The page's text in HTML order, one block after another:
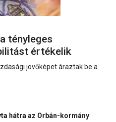
tényleges
értékelik
jövőképet áraztak be a
hátra az Orbán-kormány